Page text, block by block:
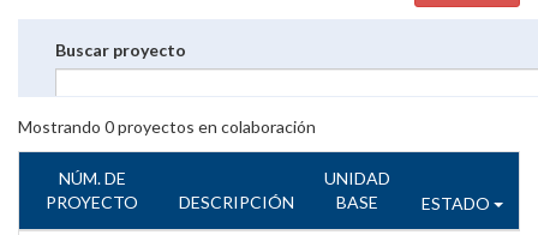
Buscar proyecto
Mostrando 0proyectos en colaboración
NÚM. DE
PROYECTO
DESCRIPCIÓN
UNIDAD
BASE
ESTADO